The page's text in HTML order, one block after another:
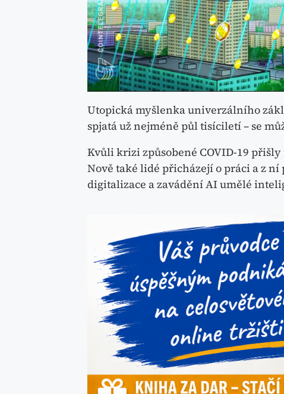
Utopická myšlenka univerzálního
spjatá už nejméně půl tisíciletí – se
Kvůli krizi způsobené COVID-19
Nově také lidé přicházejí o práci a z
digitalizace a zavádění AI umělé